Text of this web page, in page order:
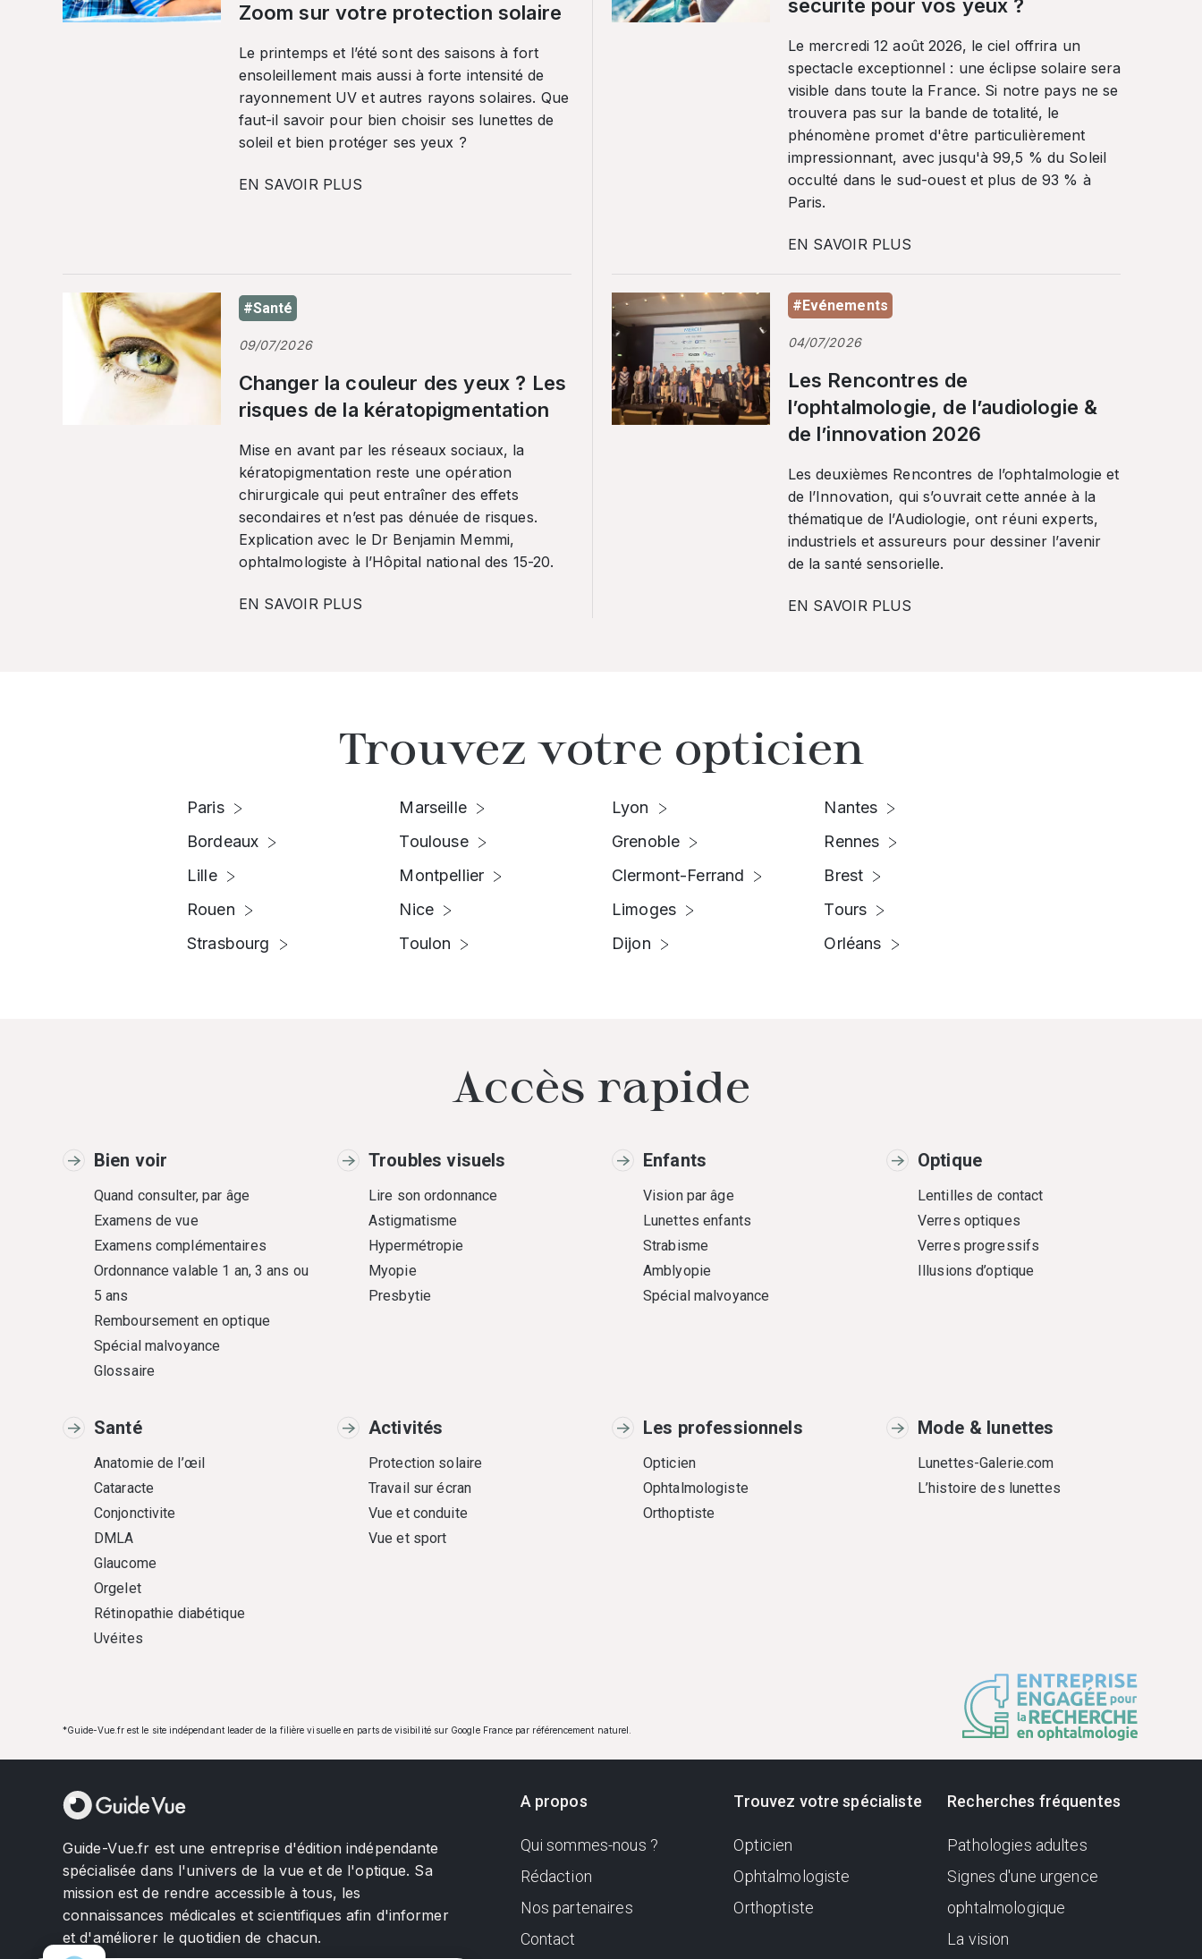
Zoom sur votre protection solaire
Le printemps et l’été sont des saisons à fort
ensoleillement mais aussi à forte intensité de
rayonnement UV et autres rayons solaires. Que
faut-il savoir pour bien choisir ses lunettes de
soleil et bien protéger ses yeux ?
EN SAVOIR PLUS
sécurité pour vos yeux ?
Le mercredi 12 août 2026, le ciel offrira un
spectacle exceptionnel : une éclipse solaire sera
visible dans toute la France. Si notre pays ne se
trouvera pas sur la bande de totalité, le
phénomène promet d'être particulièrement
impressionnant, avec jusqu'à 99,5 % du Soleil
occulté dans le sud-ouest et plus de 93 % à
Paris.
EN SAVOIR PLUS
#Santé
09/07/2026
Changer la couleur des yeux ? Les
risques de la kératopigmentation
Mise en avant par les réseaux sociaux, la
kératopigmentation reste une opération
chirurgicale qui peut entraîner des effets
secondaires et n’est pas dénuée de risques.
Explication avec le Dr Benjamin Memmi,
ophtalmologiste à l’Hôpital national des 15-20.
EN SAVOIR PLUS
#Evénements
04/07/2026
Les Rencontres de
l’ophtalmologie, de l’audiologie &
de l’innovation 2026
Les deuxièmes Rencontres de l’ophtalmologie et
de l’Innovation, qui s’ouvrait cette année à la
thématique de l’Audiologie, ont réuni experts,
industriels et assureurs pour dessiner l’avenir
de la santé sensorielle.
EN SAVOIR PLUS
Trouvez votre opticien
Paris
Bordeaux
Lille
Rouen
Strasbourg
Marseille
Toulouse
Montpellier
Nice
Toulon
Lyon
Grenoble
Clermont-Ferrand
Limoges
Dijon
Nantes
Rennes
Brest
Tours
Orléans
Accès rapide
Bien voir
Quand consulter, par âge
Examens de vue
Examens complémentaires
Ordonnance valable 1 an, 3 ans ou
5 ans
Remboursement en optique
Spécial malvoyance
Glossaire
Troubles visuels
Lire son ordonnance
Astigmatisme
Hypermétropie
Myopie
Presbytie
Enfants
Vision par âge
Lunettes enfants
Strabisme
Amblyopie
Spécial malvoyance
Optique
Lentilles de contact
Verres optiques
Verres progressifs
Illusions d’optique
Santé
Anatomie de l’œil
Cataracte
Conjonctivite
DMLA
Glaucome
Orgelet
Rétinopathie diabétique
Uvéites
Activités
Protection solaire
Travail sur écran
Vue et conduite
Vue et sport
Les professionnels
Opticien
Ophtalmologiste
Orthoptiste
Mode & lunettes
Lunettes-Galerie.com
L’histoire des lunettes
*Guide-Vue.fr est le site indépendant leader de la filière visuelle en parts de visibilité sur Google France par référencement naturel.
Guide-Vue.fr est une entreprise d'édition indépendante
spécialisée dans l'univers de la vue et de l'optique. Sa
mission est de rendre accessible à tous, les
connaissances médicales et scientifiques afin d'informer
et d'améliorer le quotidien de chacun.
A propos
Qui sommes-nous ?
Rédaction
Nos partenaires
Contact
Trouvez votre spécialiste
Opticien
Ophtalmologiste
Orthoptiste
Recherches fréquentes
Pathologies adultes
Signes d'une urgence
ophtalmologique
La vision